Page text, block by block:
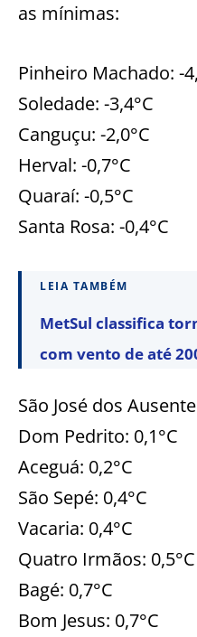
as mínimas:
Pinheiro Machado: -
Soledade: -3,4°C
Canguçu: -2,0°C
Herval: -0,7°C
Quaraí: -0,5°C
Santa Rosa: -0,4°C
LEIA TAMBÉM
MetSul classifica
com vento de até
São José dos
Dom Pedrito: 0,1°C
Aceguá: 0,2°C
São Sepé: 0,4°C
Vacaria: 0,4°C
Quatro Irmãos: 0,5°C
Bagé: 0,7°C
Bom Jesus: 0,7°C